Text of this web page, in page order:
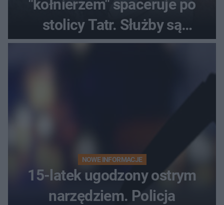
"kołnierzem" spaceruje po
stolicy Tatr. Służby są
bezradne
NOWE INFORMACJE
15-latek ugodzony ostrym
narzędziem. Policja